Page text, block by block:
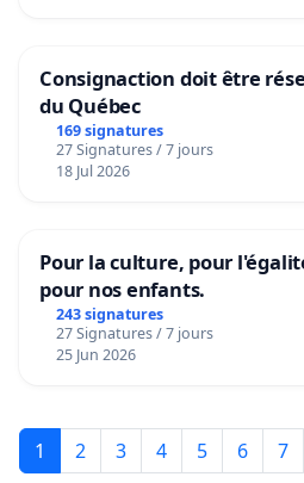
Consignaction doit être
du Québec
169 signatures
27 Signatures / 7 jours
18 Jul 2026
Pour la culture, pour
pour nos enfants.
243 signatures
27 Signatures / 7 jours
25 Jun 2026
1 2 3 4 5 6 7